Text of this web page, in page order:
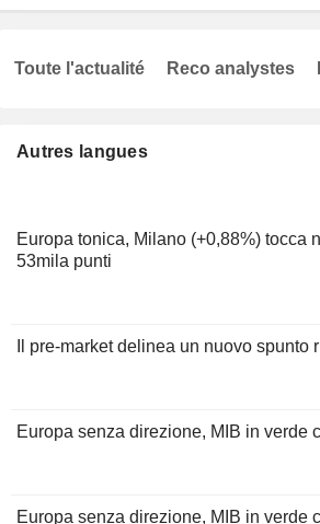
Autres langues
Europa tonica, Milano (+0,88%) tocca
53mila punti
Il pre-market delinea un nuovo spunto
Europa senza direzione, MIB in verde
Europa senza direzione, MIB in verde
Toute l'actualité Reco analystes